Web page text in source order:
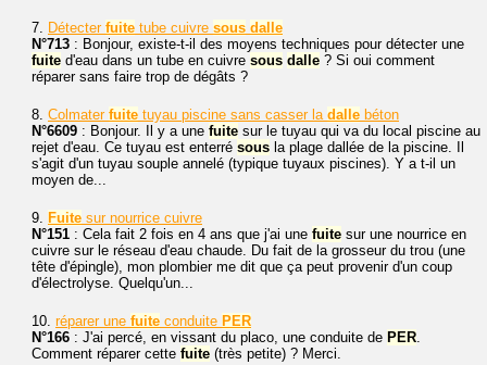
7. Détecter fuite tube cuivre sous dalle
N°713 : Bonjour, existe-t-il des moyens techniques pour détecter une
fuite d'eau dans un tube en cuivre sous dalle ? Si oui comment
réparer sans faire trop de dégâts ?
8. Colmater fuite tuyau piscine sans casser la dalle béton
N°6609 : Bonjour. Il y a une fuite sur le tuyau qui va du local piscine au
rejet d'eau. Ce tuyau est enterré sous la plage dallée de la piscine. Il
s'agit d'un tuyau souple annelé (typique tuyaux piscines). Y a t-il un
moyen de...
9. Fuite sur nourrice cuivre
N°151 : Cela fait 2 fois en 4 ans que j'ai une fuite sur une nourrice en
cuivre sur le réseau d'eau chaude. Du fait de la grosseur du trou (une
tête d'épingle), mon plombier me dit que ça peut provenir d'un coup
d'électrolyse. Quelqu'un...
10. réparer une fuite conduite PER
N°166 : J'ai percé, en vissant du placo, une conduite de PER.
Comment réparer cette fuite (très petite) ? Merci.